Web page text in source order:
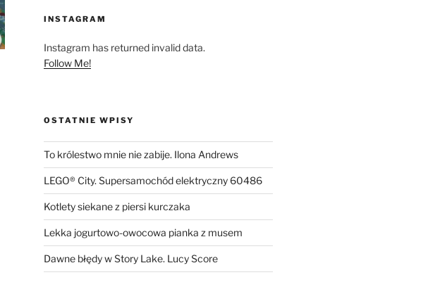
INSTAGRAM
Instagram has returned invalid data.
Follow Me!
OSTATNIE WPISY
To królestwo mnie nie zabije. Ilona Andrews
LEGO® City. Supersamochód elektryczny 60486
Kotlety siekane z piersi kurczaka
Lekka jogurtowo-owocowa pianka z musem
Dawne błędy w Story Lake. Lucy Score